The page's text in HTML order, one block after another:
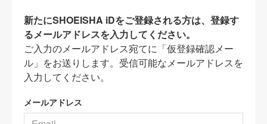
新たにSHOEISHA iDをご登録される方は、登録す
るメールアドレスを入力してください。
ご入力のメールアドレス宛てに「仮登録確認メー
ル」をお送りします。受信可能なメールアドレスを
入力してください。
メールアドレス